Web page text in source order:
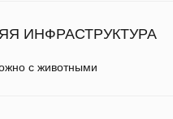
ИНФРАСТРУКТУРА
с животными